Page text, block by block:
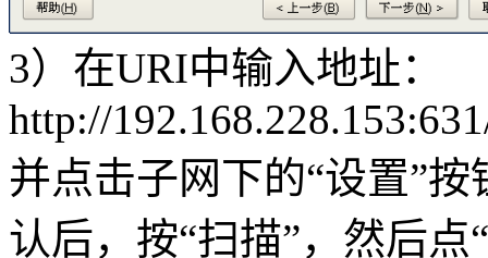
3）在URI中输入地址：
http://
并点击子网下的“设置”
认后，按“扫描”，然后点